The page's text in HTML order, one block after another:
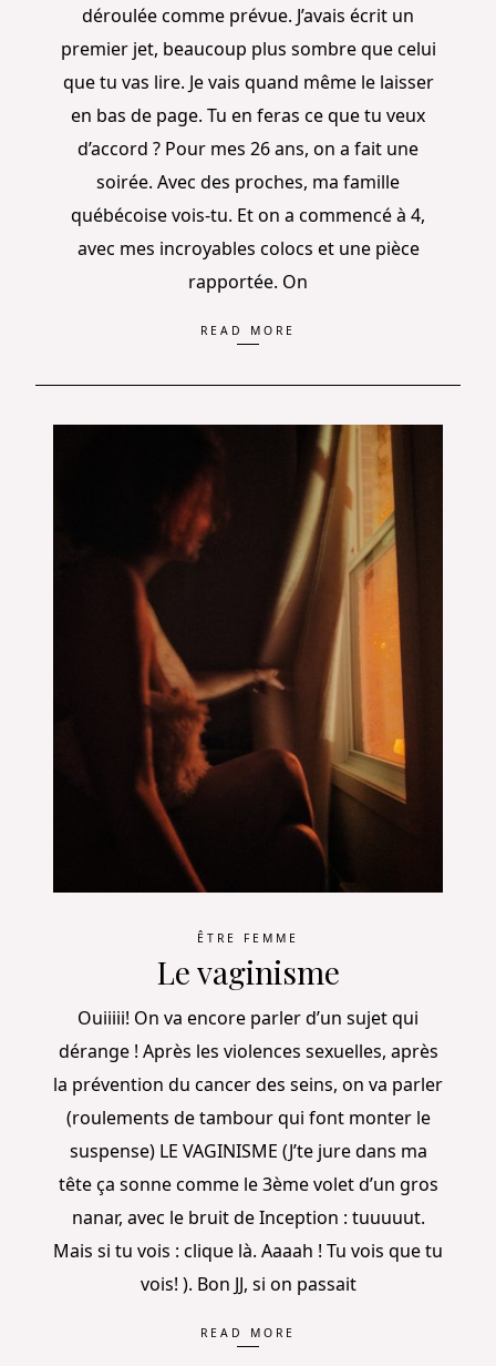
déroulée comme prévue. J’avais écrit un
premier jet, beaucoup plus sombre que celui
que tu vas lire. Je vais quand même le laisser
en bas de page. Tu en feras ce que tu veux
d’accord ? Pour mes 26 ans, on a fait une
soirée. Avec des proches, ma famille
québécoise vois-tu. Et on a commencé à 4,
avec mes incroyables colocs et une pièce
rapportée. On
READ MORE
ÊTRE FEMME
Le vaginisme
Ouiiiii! On va encore parler d’un sujet qui
dérange ! Après les violences sexuelles, après
la prévention du cancer des seins, on va parler
(roulements de tambour qui font monter le
suspense) LE VAGINISME (J’te jure dans ma
tête ça sonne comme le 3ème volet d’un gros
nanar, avec le bruit de Inception : tuuuuut.
Mais si tu vois : clique là. Aaaah ! Tu vois que tu
vois! ). Bon JJ, si on passait
READ MORE